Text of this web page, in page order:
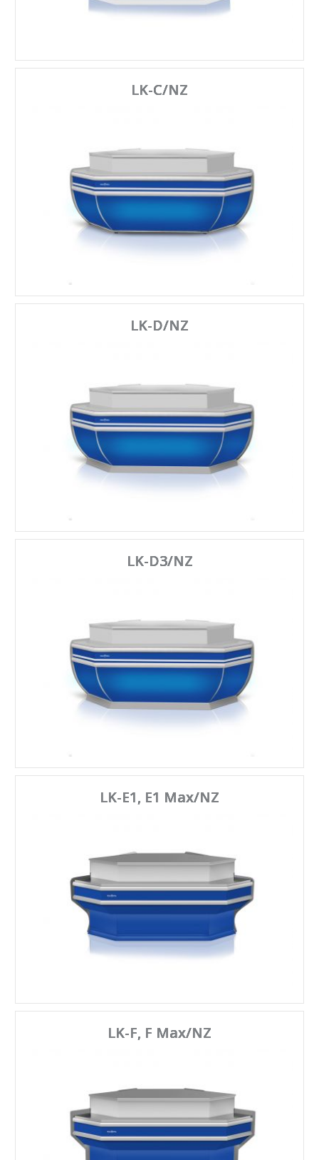
LK-C/NZ
LK-D/NZ
LK-D3/NZ
LK-E1, E1 Max/NZ
LK-F, F Max/NZ